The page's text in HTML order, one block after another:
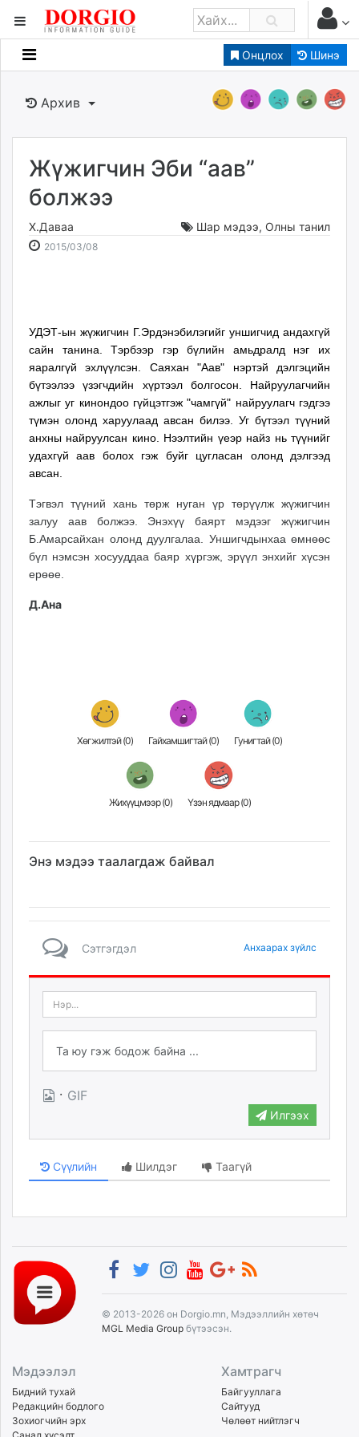
Онцлох Шинэ
Мэдээллийн
Банк санхүү
Бизнес ААН
Төрийн
Нийслэлийн
dorgio.mn
Gogo.mn
Baabar.mn
tovch.mn
ikon.mn
mnb.mn
Livetv.mn
24tsag.mn
shuud.mn
ergelt.mn
zarig.mn
today.mn
zuv.mn
ugluu.mn
assa.mn
toim.mn
tac.mn
paparazzi.mn
unread.today
Архив
Жүжигчин Эби “аав”
болжээ
Х.Даваа Шар мэдээ, Олны танил
2015/03/082015-
2026-
УДЭТ-ын жүжигчин Г.Эрдэнэбилэгийг уншигчид андахгүй
сайн танина. Тэрбээр гэр бүлийн амьдралд нэг их
яаралгүй эхлүүлсэн. Саяхан "Аав" нэртэй дэлгэцийн
бүтээлээ үзэгчдийн хүртээл болгосон. Найруулагчийн
ажлыг уг кинондоо гүйцэтгэж "чамгүй" найруулагч гэдгээ
түмэн олонд харуулаад авсан билээ. Уг бүтээл түүний
анхны найруулсан кино. Нээлтийн үеэр найз нь түүнийг
удахгүй аав болох гэж буйг цугласан олонд дэлгээд
авсан.
Тэгвэл түүний хань төрж нуган үр төрүүлж жүжигчин
залуу аав болжээ. Энэхүү баярт мэдээг жүжигчин
Б.Амарсайхан олонд дуулгалаа. Уншигчдынхаа өмнөөс
бүл нэмсэн хосууддаа баяр хүргэж, эрүүл энхийг хүсэн
ерөөе.
Д.Ана
Хөгжилтэй (0) Гайхамшигтай (0) Гунигтай (0)
Жихүүцмээр (0) Үзэн ядмаар (0)
Энэ мэдээ таалагдаж байвал
Сэтгэгдэл Анхаарах зүйлс
· GIF
Илгээх
Сүүлийн Шилдэг Таагүй
© 2013-2026 он Dorgio.mn, Мэдээллийн хөтөч
MGL Media Group бүтээсэн.
Мэдээлэл
Бидний тухай
Редакцийн бодлого
Зохиогчийн эрх
Хамтрагч
Байгууллага
Сайтууд
Чөлөөт нийтлэгч